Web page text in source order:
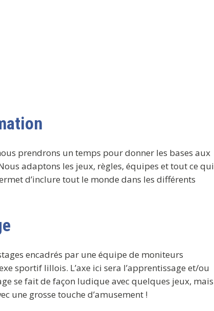
prendrons un temps pour donner les bases aux
adaptons les jeux, règles, équipes et tout ce qui
d’inclure tout le monde dans les différents
encadrés par une équipe de moniteurs
sportif lillois. L’axe ici sera l’apprentissage et/ou
se fait de façon ludique avec quelques jeux, mais
une grosse touche d’amusement !